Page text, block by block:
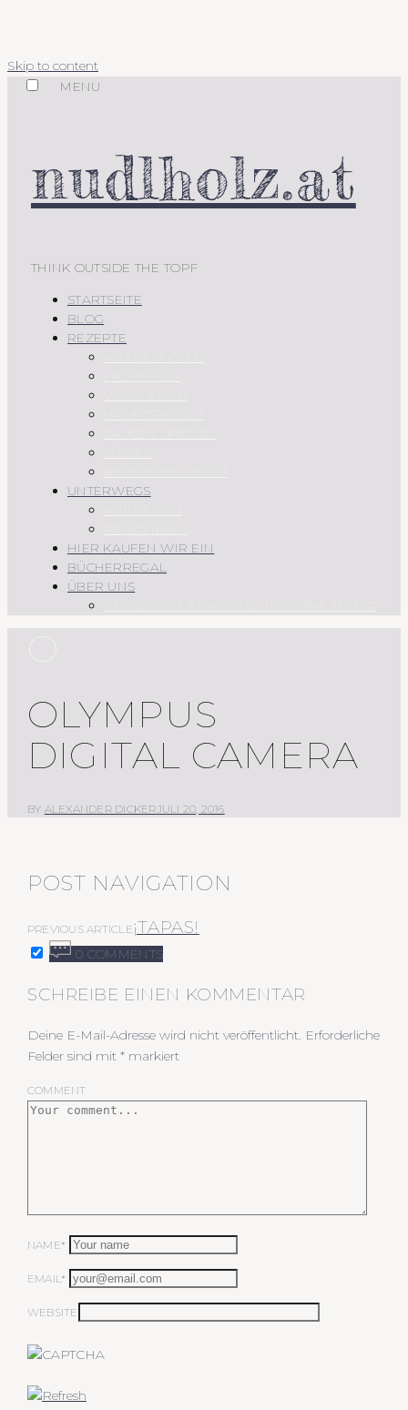
Skip to content
MENU
nudlholz.at
THINK OUTSIDE THE TOPF
STARTSEITE
BLOG
REZEPTE
UNTERWEGS
HIER KAUFEN WIR EIN
BÜCHERREGAL
ÜBER UNS
OLYMPUS
DIGITAL CAMERA
BY ALEXANDER DICKERJULI 20, 2016
POST NAVIGATION
PREVIOUS ARTICLE ¡TAPAS!
0 COMMENTS
SCHREIBE EINEN KOMMENTAR
Deine E-Mail-Adresse wird nicht veröffentlicht. Erforderliche
Felder sind mit * markiert
COMMENT
NAME*
EMAIL*
WEBSITE